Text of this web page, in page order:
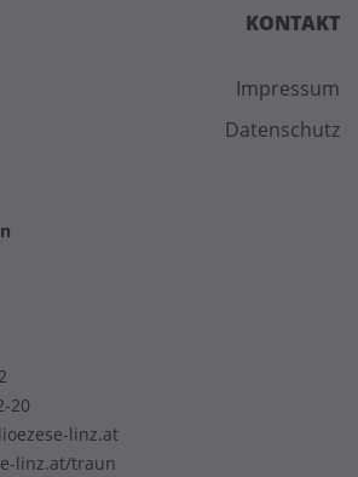
KONTAKT
Impressum
Datenschutz
20
linz.at
linz.at/traun